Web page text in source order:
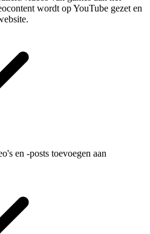
wordt op YouTube gezet en
en -posts toevoegen aan